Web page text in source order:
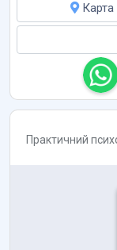
Карта
Практичний